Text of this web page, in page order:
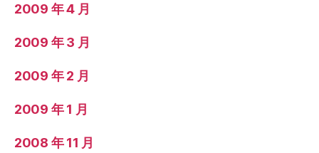
2009 年 4 月
2009 年 3 月
2009 年 2 月
2009 年 1 月
2008 年 11 月